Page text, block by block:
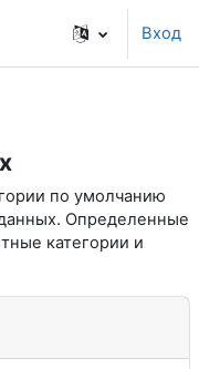
Вход
по умолчанию
Определенные
категории и